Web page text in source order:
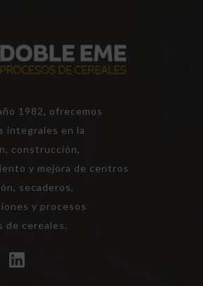
1982, ofrecemos
integrales en la
construcción,
y mejora de centros
secaderos,
y procesos
de cereales.